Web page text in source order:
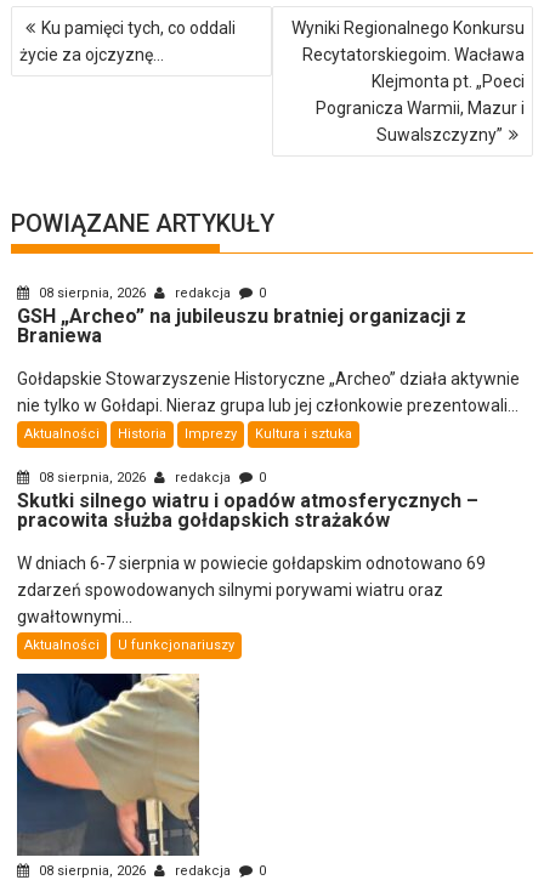
Nawigacja
wpisu
Ku pamięci tych, co oddali
życie za ojczyznę…
Wyniki Regionalnego Konkursu
Recytatorskiegoim. Wacława
Klejmonta pt. „Poeci
Pogranicza Warmii, Mazur i
Suwalszczyzny”
POWIĄZANE ARTYKUŁY
08 sierpnia, 2026 redakcja 0
GSH „Archeo” na jubileuszu bratniej organizacji z
Braniewa
Gołdapskie Stowarzyszenie Historyczne „Archeo” działa aktywnie
nie tylko w Gołdapi. Nieraz grupa lub jej członkowie prezentowali...
Aktualności Historia Imprezy Kultura i sztuka
08 sierpnia, 2026 redakcja 0
Skutki silnego wiatru i opadów atmosferycznych –
pracowita służba gołdapskich strażaków
W dniach 6-7 sierpnia w powiecie gołdapskim odnotowano 69
zdarzeń spowodowanych silnymi porywami wiatru oraz
gwałtownymi...
Aktualności U funkcjonariuszy
08 sierpnia, 2026 redakcja 0